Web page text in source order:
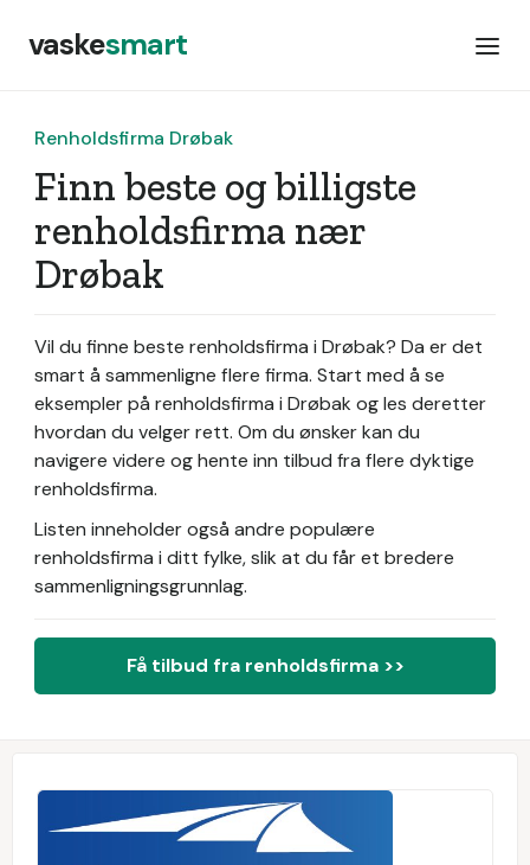
vaskesmart
Renholdsfirma Drøbak
Finn beste og billigste
renholdsfirma nær
Drøbak
Vil du finne beste renholdsfirma i Drøbak? Da er det
smart å sammenligne flere firma. Start med å se
eksempler på renholdsfirma i Drøbak og les deretter
hvordan du velger rett. Om du ønsker kan du
navigere videre og hente inn tilbud fra flere dyktige
renholdsfirma.
Listen inneholder også andre populære
renholdsfirma i ditt fylke, slik at du får et bredere
sammenligningsgrunnlag.
Få tilbud fra renholdsfirma >>